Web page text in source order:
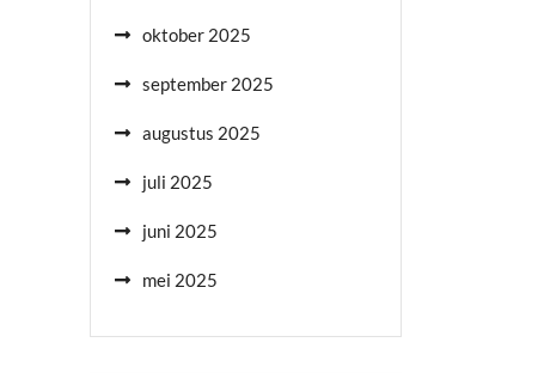
oktober 2025
september 2025
augustus 2025
juli 2025
juni 2025
mei 2025